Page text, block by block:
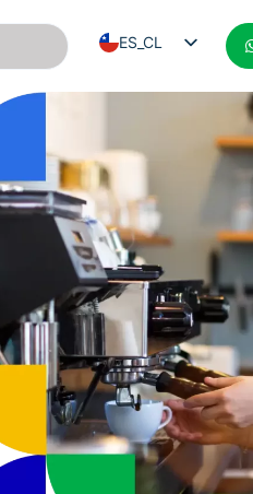
de éxito
ES_CL
ES
ES_CO
ES_PE